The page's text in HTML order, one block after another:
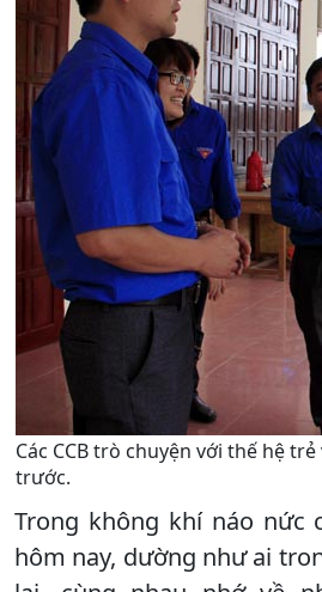
Các CCB trò chuyện với thế hệ
trước.
Trong không khí náo nức
hôm nay, dường như ai